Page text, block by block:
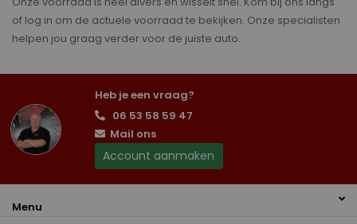
of log in om de actuele voorraad te bekijken. Onze specialisten
helpen jou graag verder voor de juiste auto.
Heb je een vraag?
06 53 58 59 47
Mail ons
Account aanmaken
Menu